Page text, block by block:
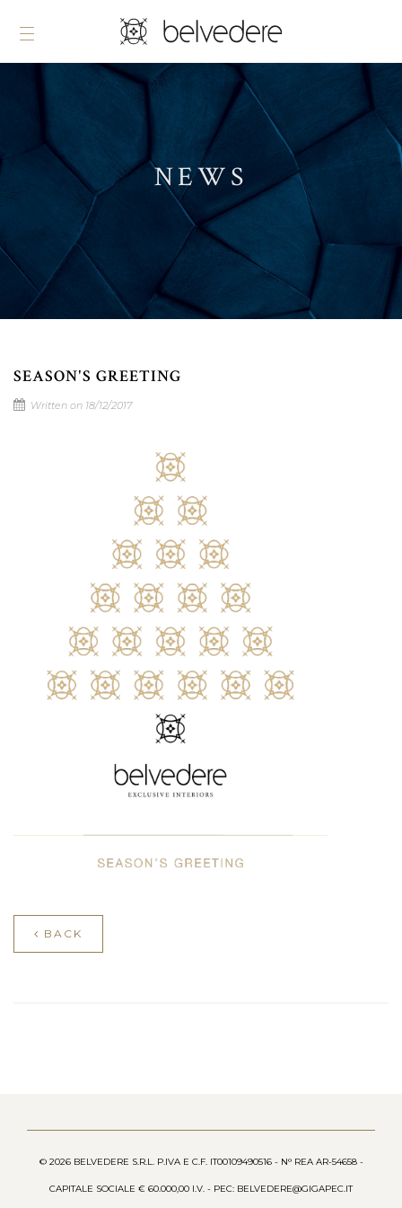
NEWS
SEASON'S GREETING
Written on 18/12/2017
BACK
© 2026 BELVEDERE S.R.L. P.IVA E C.F. IT00109490516 - N° REA AR-54658 -
CAPITALE SOCIALE € 60.000,00 I.V. - PEC: BELVEDERE@GIGAPEC.IT